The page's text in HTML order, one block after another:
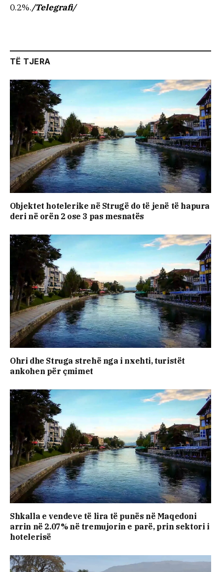
0.2%./Telegrafi/
TË TJERA
Objektet hotelerike në Strugë do të jenë të hapura
deri në orën 2 ose 3 pas mesnatës
Ohri dhe Struga strehë nga i nxehti, turistët
ankohen për çmimet
Shkalla e vendeve të lira të punës në Maqedoni
arrin në 2.07% në tremujorin e parë, prin sektori i
hotelerisë